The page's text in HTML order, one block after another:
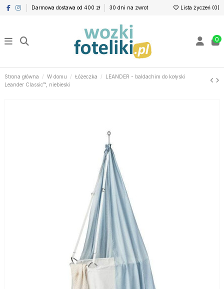
Darmowa dostawa od 400 zł 30 dni na zwrot Lista życzeń (0)
0
Strona główna W domu Łóżeczka
LEANDER - baldachim do kołyski
Leander Classic™, niebieski